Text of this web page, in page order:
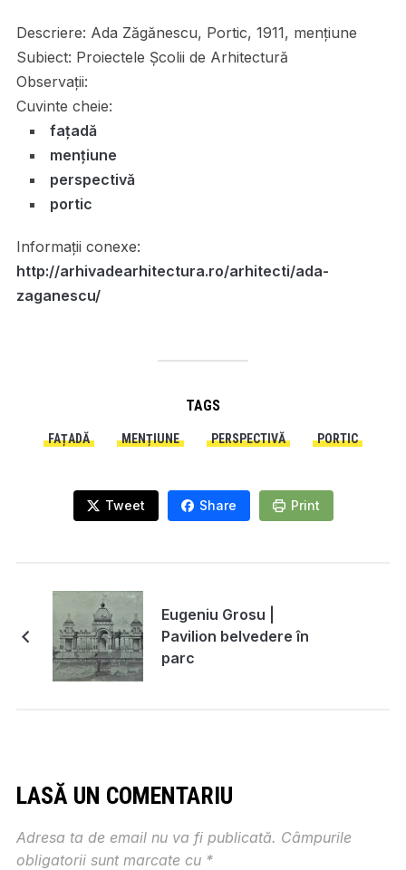
Descriere: Ada Zăgănescu, Portic, 1911, mențiune
Subiect: Proiectele Școlii de Arhitectură
Observații:
Cuvinte cheie:
fațadă
mențiune
perspectivă
portic
Informații conexe:
http://arhivadearhitectura.ro/arhitecti/ada-
zaganescu/
TAGS
FAȚADĂ MENȚIUNE PERSPECTIVĂ PORTIC
Tweet Share Print
Eugeniu Grosu |
Pavilion belvedere în
parc
LASĂ UN COMENTARIU
Adresa ta de email nu va fi publicată. Câmpurile
obligatorii sunt marcate cu *